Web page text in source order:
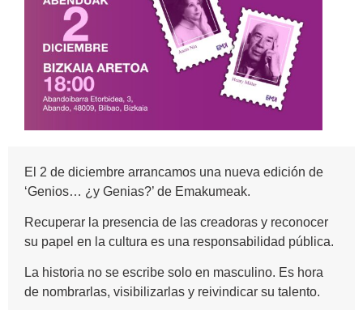
El 2 de diciembre arrancamos una nueva edición de
‘Genios… ¿y Genias?’ de Emakumeak.
Recuperar la presencia de las creadoras y reconocer
su papel en la cultura es una responsabilidad pública.
La historia no se escribe solo en masculino. Es hora
de nombrarlas, visibilizarlas y reivindicar su talento.